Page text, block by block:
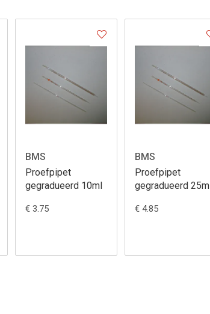
BMS
Proefpipet
gegradueerd 10ml
€ 3.75
BMS
Proefpipet
gegradueerd 25ml
€ 4.85